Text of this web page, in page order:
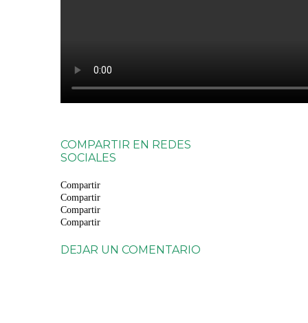
COMPARTIR EN REDES
SOCIALES
Compartir
Compartir
Compartir
Compartir
DEJAR UN COMENTARIO